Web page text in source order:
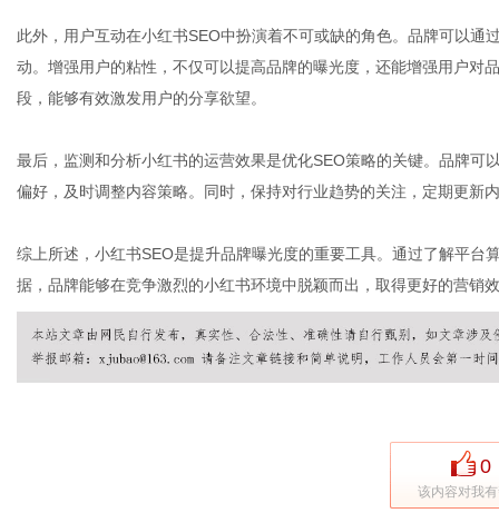
此外，用户互动在小红书SEO中扮演着不可或缺的角色。品牌可以
动。增强用户的粘性，不仅可以提高品牌的曝光度，还能增强用户对
段，能够有效激发用户的分享欲望。
最后，监测和分析小红书的运营效果是优化SEO策略的关键。品牌
偏好，及时调整内容策略。同时，保持对行业趋势的关注，定期更新
综上所述，小红书SEO是提升品牌曝光度的重要工具。通过了解平
据，品牌能够在竞争激烈的小红书环境中脱颖而出，取得更好的营销
0
该内容对我